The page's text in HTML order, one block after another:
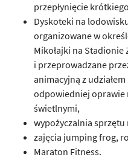
przepłynięcie
Dyskoteki na
organizowane w
Mikołajki na Stadionie
i przeprowadzane
animacyjną z
odpowiedniej oprawie
świetlnymi,
wypożyczalnia
zajęcia jumping frog,
Maraton Fitness.